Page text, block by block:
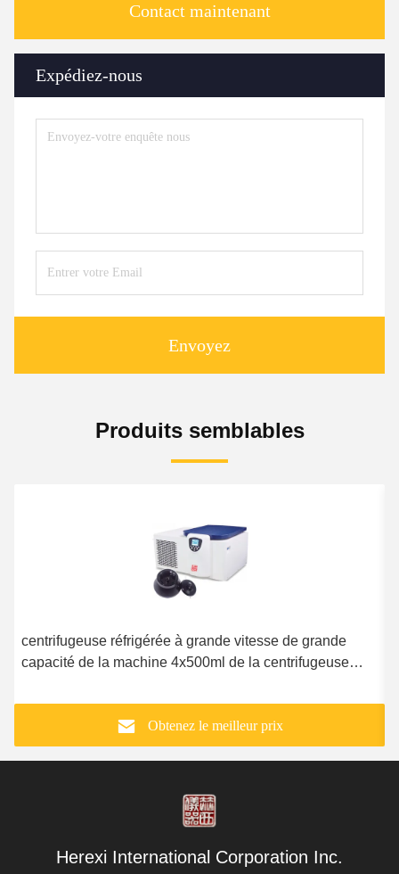
Contact maintenant
Expédiez-nous
Envoyez
Produits semblables
centrifugeuse réfrigérée à grande vitesse de grande
capacité de la machine 4x500ml de la centrifugeuse
Obtenez le meilleur prix
Herexi International Corporation Inc.